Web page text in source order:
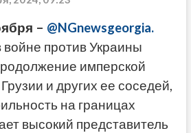
– @NGnewsgeorgia.
против Украины
имперской
и других ее соседей,
на границах
высокий представитель